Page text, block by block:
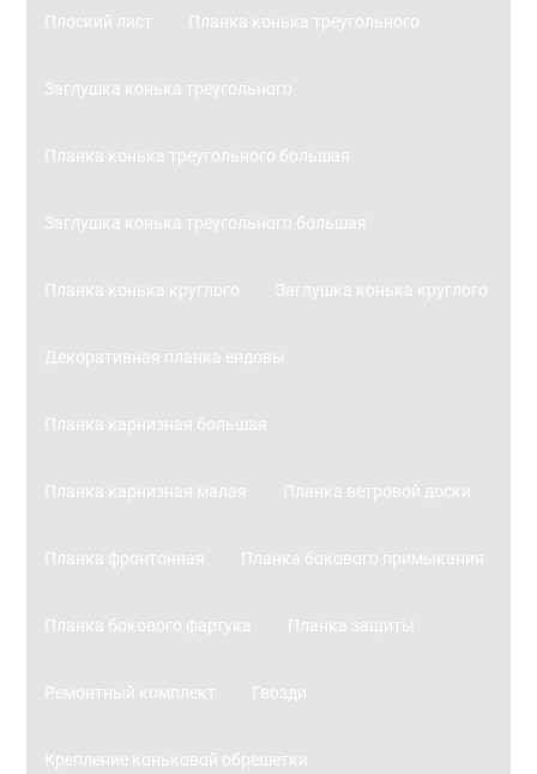
Плоский лист Планка конька треугольного
Заглушка конька треугольного
Планка конька треугольного большая
Заглушка конька треугольного большая
Планка конька круглого Заглушка конька круглого
Декоративная планка ендовы
Планка карнизная большая
Планка карнизная малая Планка ветровой доски
Планка фронтонная Планка бокового примыкания
Планка бокового фартука Планка защиты
Ремонтный комплект Гвозди
Крепление коньковой обрешетки